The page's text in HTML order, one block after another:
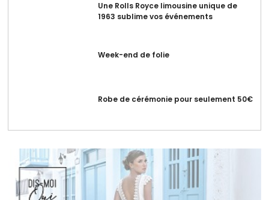
Une Rolls Royce limousine unique de
1963 sublime vos événements
Week-end de folie
Robe de cérémonie pour seulement 50€